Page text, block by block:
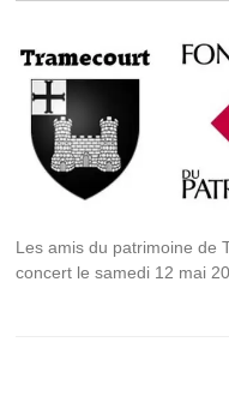
Les amis du patrimoine de
concert le samedi 12 mai